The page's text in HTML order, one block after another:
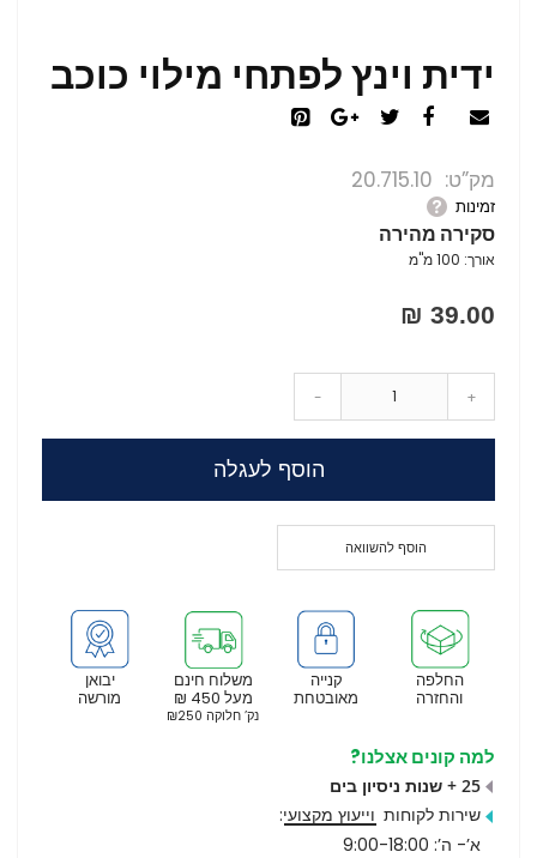
ידית וינץ לפתחי מילוי כוכב
מק”ט 20.715.10
זמינות
סקירה מהירה
אורך: 100 מ"מ
39.00 ₪
- +
הוסף לעגלה
הוסף להשוואה
יבואן
מורשה
משלוח חינם
מעל 450 ₪
נק’ חלוקה ₪250
קנייה
מאובטחת
החלפה
והחזרה
למה קונים אצלנו?
25 + שנות ניסיון בים
שירות לקוחות וייעוץ מקצועי:
א’- ה’: 9:00-18:00